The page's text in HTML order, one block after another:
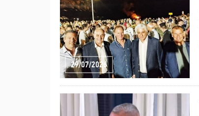
29/07/2026